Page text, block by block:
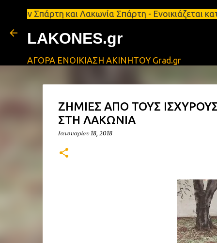
και Λακωνία Σπάρτη - Ενοικιάζεται
LAKONES.gr
ΑΓΟΡΑ ΕΝΟΙΚΙΑΣΗ ΑΚΙΝΗΤΟΥ Grad.gr
ΖΗΜΙΕΣ ΑΠΟ ΤΟΥΣ
ΣΤΗ ΛΑΚΩΝΙΑ
Ιανουαρίου 18, 2018